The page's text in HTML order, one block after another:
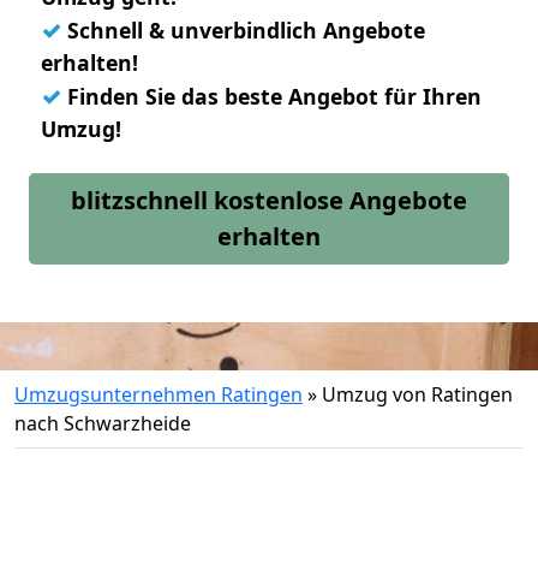
✓ Schnell & unverbindlich Angebote
erhalten!
✓ Finden Sie das beste Angebot für Ihren
Umzug!
blitzschnell kostenlose Angebote
erhalten
Umzugsunternehmen Ratingen » Umzug von Ratingen
nach Schwarzheide